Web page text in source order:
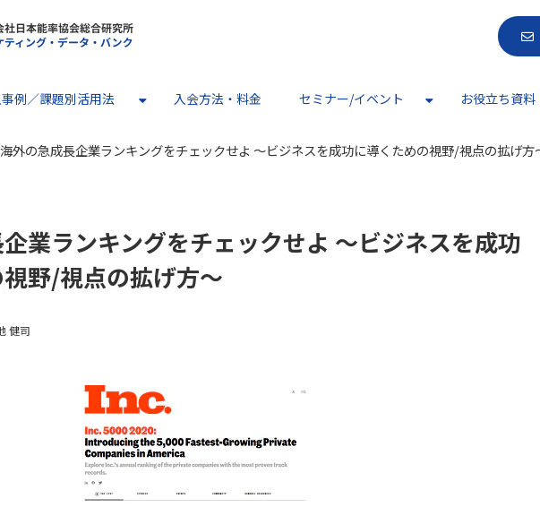
例／課題別活用法 入会方法・料金 セミナー/イベント お役立ち資料
海外の急成長企業ランキングをチェックせよ ～ビジネスを成功に導くための視野/視点の拡げ方
業ランキングをチェックせよ ～ビジネスを成功
野/視点の拡げ方～
健司